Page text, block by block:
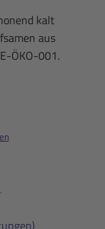
kalt
aus
ÖKO-001.